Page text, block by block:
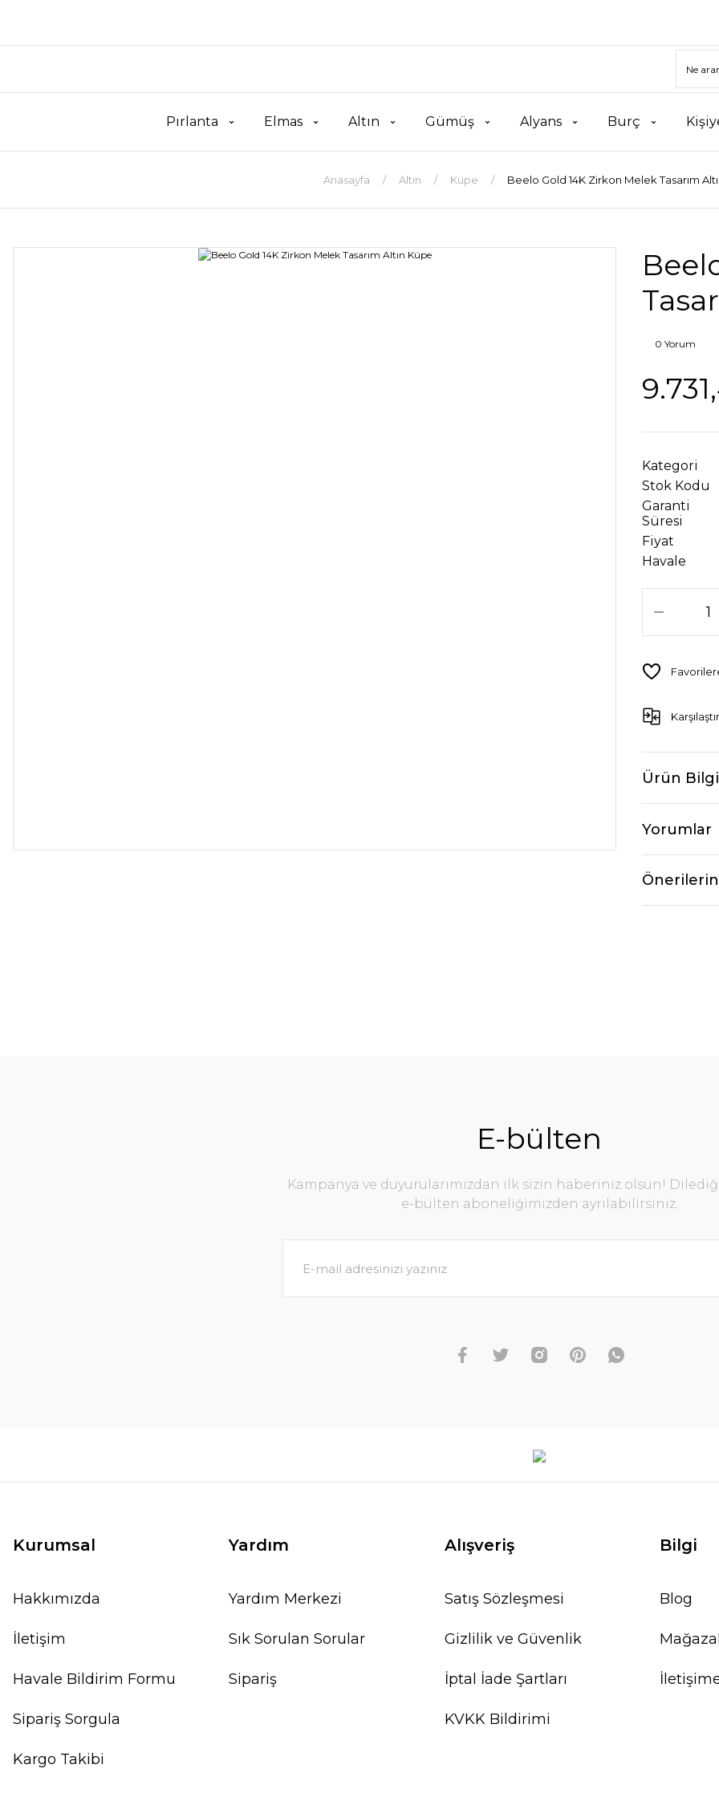
Pırlanta Elmas Altın Gümüş Alyans Burç
Anasayfa Altın Küpe Beelo Gold 14K Zirkon Melek Tasarım
0 Yorum
Kategori
Stok Kodu
Garanti
Süresi
Fiyat
Havale
Karşılaştır
Ürün
Yorumlar
E-bülten
Kampanya ve duyurularımızdan ilk sizin haberiniz olsun!
e-bülten aboneliğimizden ayrılabilirsiniz.
Kurumsal
Hakkımızda
İletişim
Havale Bildirim Formu
Sipariş Sorgula
Kargo Takibi
Yardım
Yardım Merkezi
Sık Sorulan Sorular
Sipariş
Alışveriş
Satış Sözleşmesi
Gizlilik ve Güvenlik
İptal İade Şartları
KVKK Bildirimi
Bilgi
Blog